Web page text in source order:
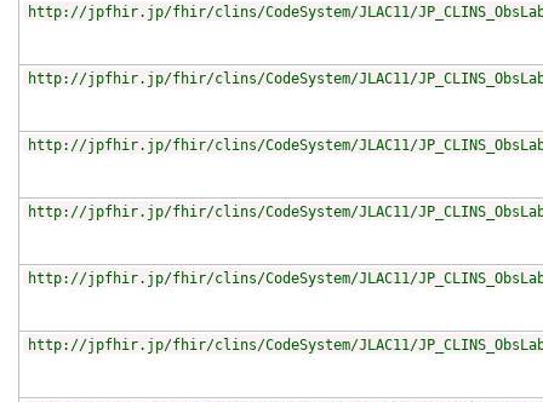
http://jpfhir.jp/fhir/clins/CodeSystem/JLAC11/
http://jpfhir.jp/fhir/clins/CodeSystem/JLAC11/
http://jpfhir.jp/fhir/clins/CodeSystem/JLAC11/
http://jpfhir.jp/fhir/clins/CodeSystem/JLAC11/
http://jpfhir.jp/fhir/clins/CodeSystem/JLAC11/
http://jpfhir.jp/fhir/clins/CodeSystem/JLAC11/